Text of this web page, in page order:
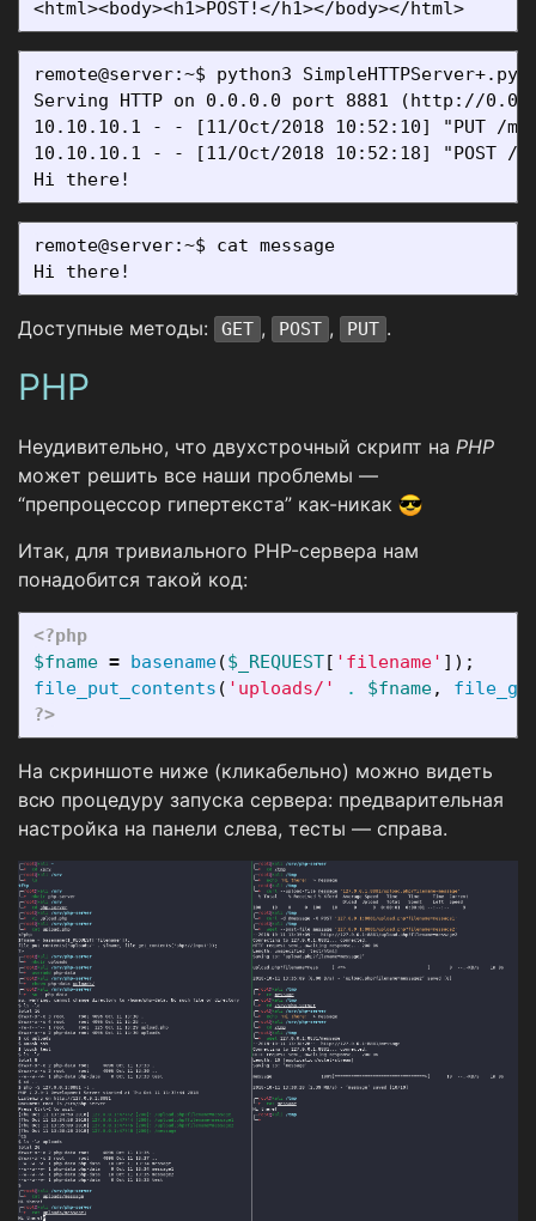
remote@server:~$ python3 SimpleHTTPServer+.py
Serving HTTP on 0.0.0.0 port 8881 (http://
10.10.10.1 - - [11/Oct/2018 10:52:10] "PUT /
10.10.10.1 - - [11/Oct/2018 10:52:18] "POST /
remote@server:~$ cat message
Доступные методы: GET , POST , PUT .
PHP
Неудивительно, что двухстрочный скрипт на PHP
может решить все наши проблемы —
“препроцессор гипертекста” как-никак
Итак, для тривиального PHP-сервера нам
понадобится такой код:
<?php
$fname = basename($_REQUEST[ 'filename' ]);
file_put_contents ( 'uploads/' . $fname,
?>
На скриншоте ниже (кликабельно) можно видеть
всю процедуру запуска сервера: предварительная
настройка на панели слева, тесты — справа.